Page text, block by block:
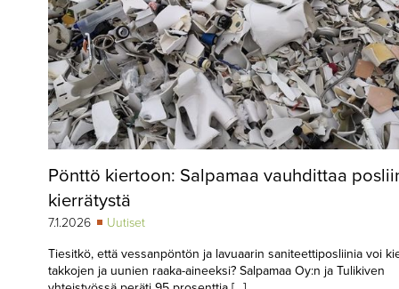
MEDIATIEDOT
TIETOA
LEHDESTÄ
TAPAHTUMAT
YHTEYSTIEDOT
Pönttö kiertoon: Salpamaa vauhdittaa
kierrätystä
7.1.2026 Uutiset
Tiesitkö, että vessanpöntön ja lavuaarin saniteettiposliinia voi
takkojen ja uunien raaka-aineeksi? Salpamaa Oy:n ja Tulikiven